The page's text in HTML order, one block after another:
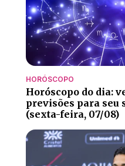
HORÓSCOPO
Horóscopo do dia:
previsões para seu
(sexta-feira, 07/08)